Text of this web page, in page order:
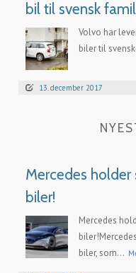
bil til svensk
Volvo har
biler til
13. december 2017
Mercedes
biler!
Mercedes
biler, som...